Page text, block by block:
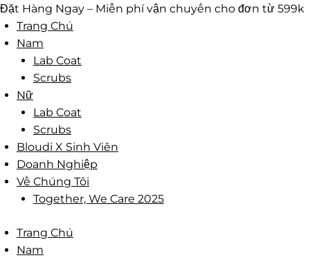
Skip
to
content
Đặt Hàng Ngay – Miễn phí vận chuyển cho đơn từ 599k
Trang Chủ
Nam
Lab Coat
Scrubs
Nữ
Lab Coat
Scrubs
Bloudi X Sinh Viên
Doanh Nghiệp
Về Chúng Tôi
Together, We Care 2025
Trang Chủ
Nam